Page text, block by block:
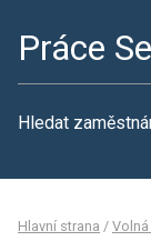
Práce
Hledat
Hlavní strana /